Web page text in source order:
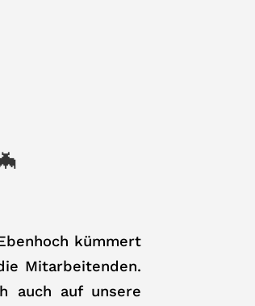
kümmert
Mitarbeitenden.
auch auf unsere